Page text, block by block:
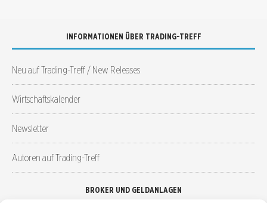
INFORMATIONEN ÜBER TRADING-TREFF
Neu auf Trading-Treff / New Releases
Wirtschaftskalender
Newsletter
Autoren auf Trading-Treff
BROKER UND GELDANLAGEN